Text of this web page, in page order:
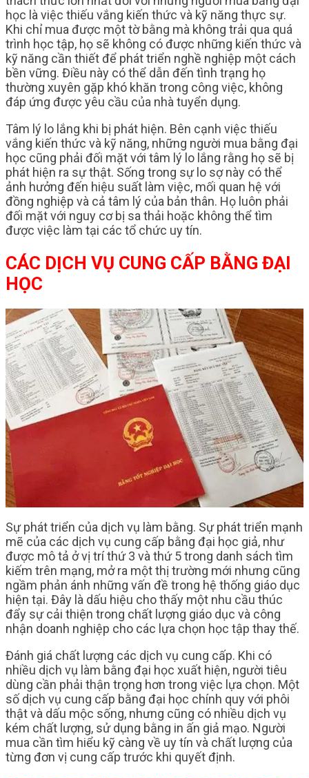
học là việc thiếu vắng kiến thức và kỹ năng thực sự.
Khi chỉ mua được một tờ bằng mà không trải qua quá
trình học tập, họ sẽ không có được những kiến thức và
kỹ năng cần thiết để phát triển nghề nghiệp một cách
bền vững. Điều này có thể dẫn đến tình trạng họ
thường xuyên gặp khó khăn trong công việc, không
đáp ứng được yêu cầu của nhà tuyển dụng.
Tâm lý lo lắng khi bị phát hiện. Bên cạnh việc thiếu
vắng kiến thức và kỹ năng, những người mua bằng đại
học cũng phải đối mặt với tâm lý lo lắng rằng họ sẽ bị
phát hiện ra sự thật. Sống trong sự lo sợ này có thể
ảnh hưởng đến hiệu suất làm việc, mối quan hệ với
đồng nghiệp và cả tâm lý của bản thân. Họ luôn phải
đối mặt với nguy cơ bị sa thải hoặc không thể tìm
được việc làm tại các tổ chức uy tín.
CÁC DỊCH VỤ CUNG CẤP BẰNG ĐẠI
HỌC
Sự phát triển của dịch vụ làm bằng. Sự phát triển mạnh
mẽ của các dịch vụ cung cấp bằng đại học giả, như
được mô tả ở vị trí thứ 3 và thứ 5 trong danh sách tìm
kiếm trên mạng, mở ra một thị trường mới nhưng cũng
ngầm phản ánh những vấn đề trong hệ thống giáo dục
hiện tại. Đây là dấu hiệu cho thấy một nhu cầu thúc
đẩy sự cải thiện trong chất lượng giáo dục và công
nhận doanh nghiệp cho các lựa chọn học tập thay thế.
Đánh giá chất lượng các dịch vụ cung cấp. Khi có
nhiều dịch vụ làm bằng đại học xuất hiện, người tiêu
dùng cần phải thận trọng hơn trong việc lựa chọn. Một
số dịch vụ cung cấp bằng đại học chính quy với phôi
thật và dấu mộc sống, nhưng cũng có nhiều dịch vụ
kém chất lượng, sử dụng bằng in ấn giả mạo. Người
mua cần tìm hiểu kỹ càng về uy tín và chất lượng của
từng đơn vị cung cấp trước khi quyết định.